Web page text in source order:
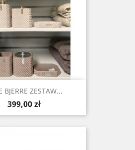
BJERRE ZESTAW...
Cena
399,00 zł